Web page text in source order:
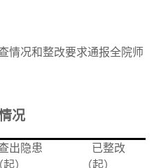
情况和整改要求通报全院师
况
出隐患
起）
已整改
（起）